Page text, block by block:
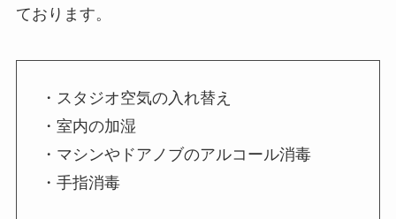
ております。
・スタジオ空気の入れ替え
・室内の加湿
・マシンやドアノブのアルコール消毒
・手指消毒